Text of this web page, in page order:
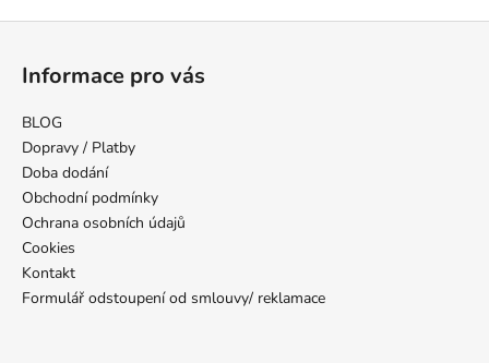
Informace pro vás
BLOG
Dopravy / Platby
Doba dodání
Obchodní podmínky
Ochrana osobních údajů
Cookies
Kontakt
Formulář odstoupení od smlouvy/ reklamace